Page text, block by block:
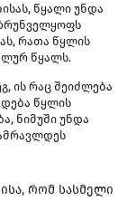
წყალი უნდა
რათა წყლის
წყალს.
ის რაც შეიძლება
წყლის
ნიმუში უნდა
რომ სასმელი